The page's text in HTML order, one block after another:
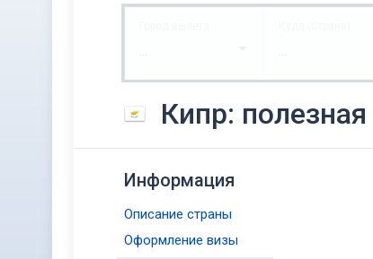
... ...
Кипр:
Информация
Описание страны
Оформление визы